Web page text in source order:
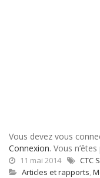
Vous devez vous
Connexion. Vous
11 mai 2014
CTC
Articles et rapports,